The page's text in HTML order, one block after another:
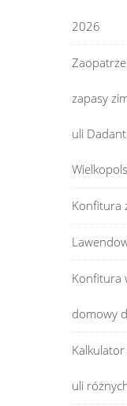
2026
zapasy
uli
Konfitura
Konfitura
domowy
uli